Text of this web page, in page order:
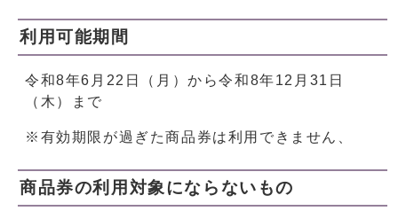
利用可能期間
令和8年6月22日（月）から令和8年12月31日
（木）まで
※有効期限が過ぎた商品券は利用できません、
商品券の利用対象にならないもの